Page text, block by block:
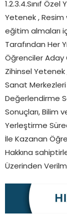
1.2.3.4.Sınıf
Yetenek , Resim
eğitim almaları
Tarafından Her
Öğrenciler Aday
Zihinsel Yetenek
Sanat
Değerlendirme
Sonuçları, Bilim
Yerleştirme
İle Kazanan
Hakkına
Üzerinden